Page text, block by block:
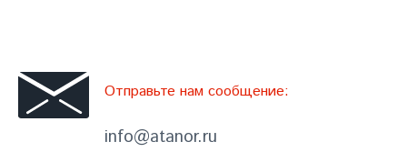
Отправьте нам сообщение:
info@atanor.ru